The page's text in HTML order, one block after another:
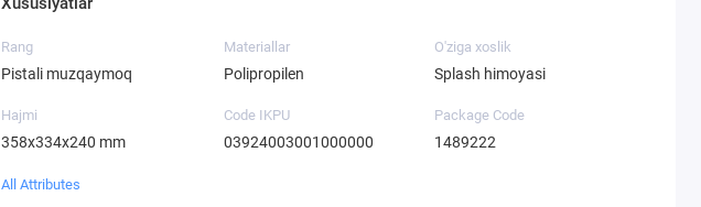
Rang
Pistali muzqaymoq
Materiallar
Polipropilen
O'ziga xoslik
Splash himoyasi
Hajmi
358х334х240 mm
Code IKPU
03924003001000000
Package Code
1489222
All Attributes